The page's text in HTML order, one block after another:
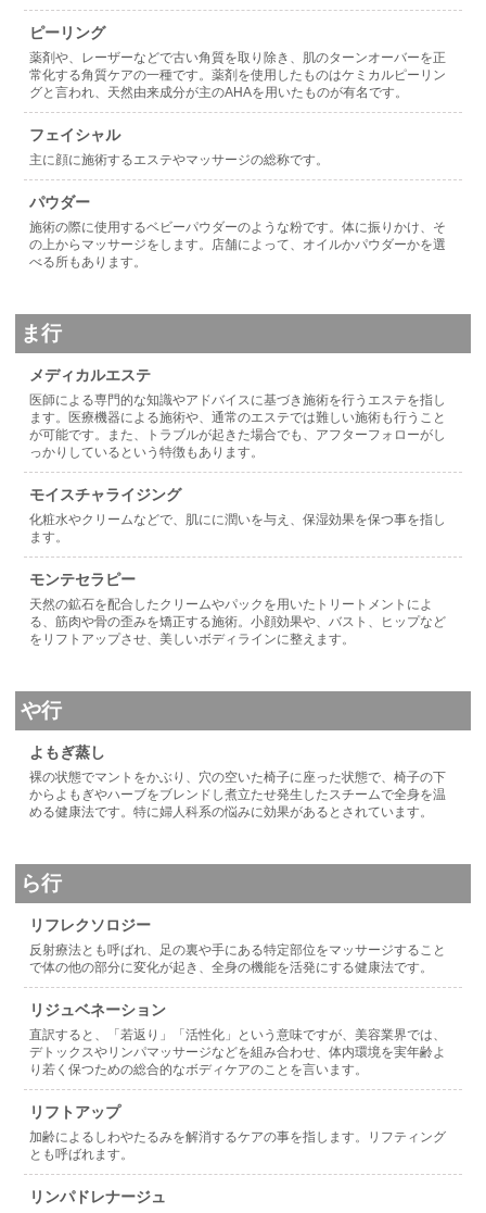
ピーリング
薬剤や、レーザーなどで古い角質を取り除き、肌のターンオーバーを正
常化する角質ケアの一種です。薬剤を使用したものはケミカルピーリン
グと言われ、天然由来成分が主のAHAを用いたものが有名です。
フェイシャル
主に顔に施術するエステやマッサージの総称です。
パウダー
施術の際に使用するベビーパウダーのような粉です。体に振りかけ、そ
の上からマッサージをします。店舗によって、オイルかパウダーかを選
べる所もあります。
ま行
メディカルエステ
医師による専門的な知識やアドバイスに基づき施術を行うエステを指し
ます。医療機器による施術や、通常のエステでは難しい施術も行うこと
が可能です。また、トラブルが起きた場合でも、アフターフォローがし
っかりしているという特徴もあります。
モイスチャライジング
化粧水やクリームなどで、肌にに潤いを与え、保湿効果を保つ事を指し
ます。
モンテセラピー
天然の鉱石を配合したクリームやパックを用いたトリートメントによ
る、筋肉や骨の歪みを矯正する施術。小顔効果や、バスト、ヒップなど
をリフトアップさせ、美しいボディラインに整えます。
や行
よもぎ蒸し
裸の状態でマントをかぶり、穴の空いた椅子に座った状態で、椅子の下
からよもぎやハーブをブレンドし煮立たせ発生したスチームで全身を温
める健康法です。特に婦人科系の悩みに効果があるとされています。
ら行
リフレクソロジー
反射療法とも呼ばれ、足の裏や手にある特定部位をマッサージすること
で体の他の部分に変化が起き、全身の機能を活発にする健康法です。
リジュベネーション
直訳すると、「若返り」「活性化」という意味ですが、美容業界では、
デトックスやリンパマッサージなどを組み合わせ、体内環境を実年齢よ
り若く保つための総合的なボディケアのことを言います。
リフトアップ
加齢によるしわやたるみを解消するケアの事を指します。リフティング
とも呼ばれます。
リンパドレナージュ